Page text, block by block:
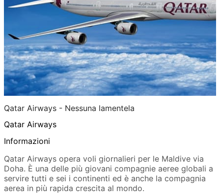
Qatar Airways - Nessuna lamentela
Qatar Airways
Informazioni
Qatar Airways opera voli giornalieri per le Maldive via
Doha. È una delle più giovani compagnie aeree globali a
servire tutti e sei i continenti ed è anche la compagnia
aerea in più rapida crescita al mondo.